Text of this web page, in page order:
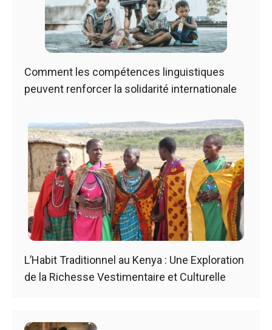
Comment les compétences linguistiques
peuvent renforcer la solidarité internationale
L’Habit Traditionnel au Kenya : Une Exploration
de la Richesse Vestimentaire et Culturelle